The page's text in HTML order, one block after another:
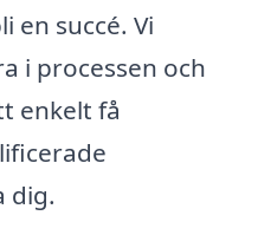
en succé. Vi
i processen och
enkelt få
dig.